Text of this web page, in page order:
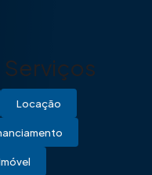
Serviços
Locação